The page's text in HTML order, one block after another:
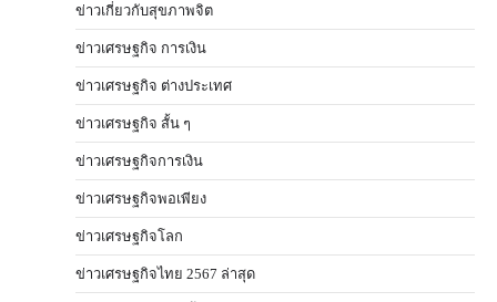
ข่าวเกี่ยวกับสุขภาพจิต
ข่าวเศรษฐกิจ การเงิน
ข่าวเศรษฐกิจ ต่างประเทศ
ข่าวเศรษฐกิจ สั้น ๆ
ข่าวเศรษฐกิจการเงิน
ข่าวเศรษฐกิจพอเพียง
ข่าวเศรษฐกิจโลก
ข่าวเศรษฐกิจไทย 2567 ล่าสุด